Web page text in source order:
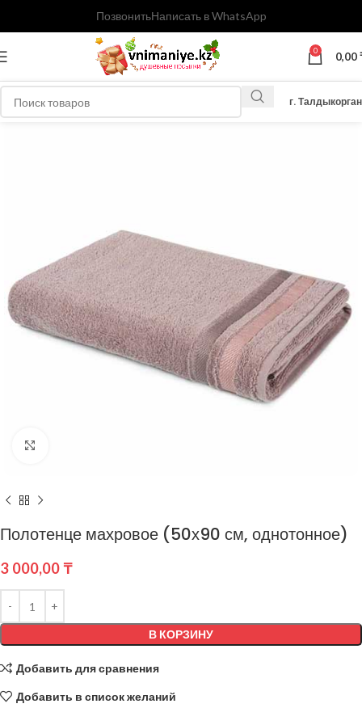
ПозвонитьНаписать в WhatsApp
0 0,00
г. Талдыкорган
Полотенце махровое (50х90 см, однотонное)
3 000,00 ₸
В КОРЗИНУ
Добавить для сравнения
Добавить в список желаний